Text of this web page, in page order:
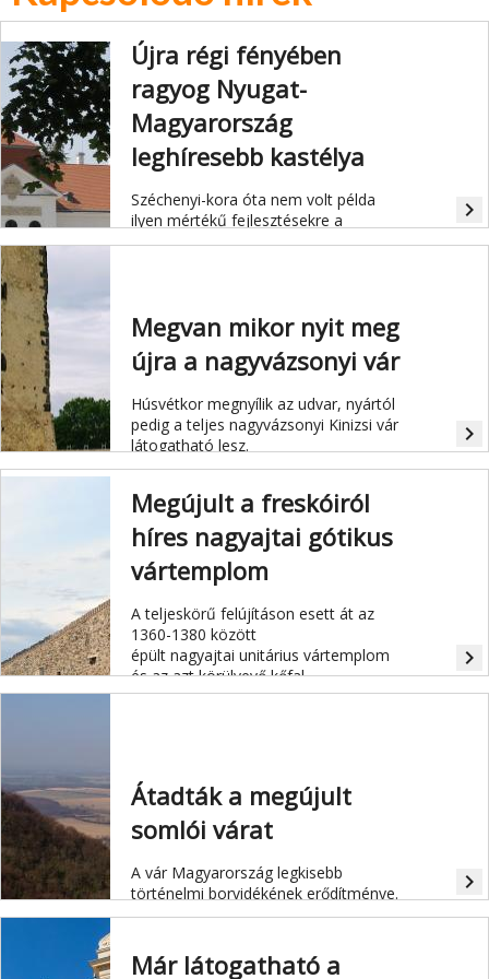
Újra régi fényében
ragyog Nyugat-
Magyarország
leghíresebb kastélya
Széchenyi-kora óta nem volt példa
ilyen mértékű fejlesztésekre a
kastély-együttesben.
navigate_next
Megvan mikor nyit meg
újra a nagyvázsonyi vár
Húsvétkor megnyílik az udvar, nyártól
pedig a teljes nagyvázsonyi Kinizsi vár
látogatható lesz.
navigate_next
Megújult a freskóiról
híres nagyajtai gótikus
vártemplom
A teljeskörű felújításon esett át az
1360-1380 között
épült nagyajtai unitárius vártemplom
és az azt körülvevő kőfal.
navigate_next
Átadták a megújult
somlói várat
A vár Magyarország legkisebb
történelmi borvidékének erődítménye.
navigate_next
Már látogatható a